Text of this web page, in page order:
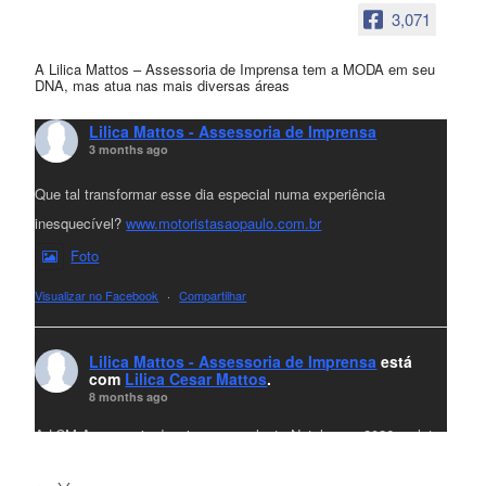
3,071
A Lilica Mattos – Assessoria de Imprensa tem a MODA em seu
DNA, mas atua nas mais diversas áreas
Lilica Mattos - Assessoria de Imprensa
3 months ago
Que tal transformar esse dia especial numa experiência
inesquecível?www.motoristasaopaulo.com.br
Foto
Visualizar no Facebook · Compartilhar
Lilica Mattos - Assessoria de Imprensa está
com Lilica Cesar Mattos.
8 months ago
A LCM Assessoria deseja um excelente Natal e um 2026 repleto